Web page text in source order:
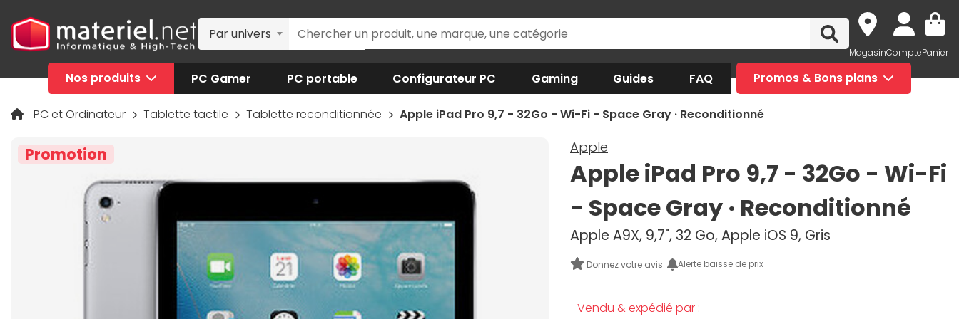
Par univers
MagasinComptePanier
Nos produits PC Gamer PC portable Configurateur PC Gaming Guides FAQ Promos & Bons plans
PC et Ordinateur Tablette tactile Tablette reconditionnée Apple iPad Pro 9,7 - 32Go - Wi-Fi - Space Gray · Reconditionné
Promotion Apple
Apple iPad Pro 9,7 - 32Go - Wi-Fi
- Space Gray · Reconditionné
Apple A9X, 9,7", 32 Go, Apple iOS 9, Gris
Donnez votre avis Alerte baisse de prix
Vendu & expédié par :